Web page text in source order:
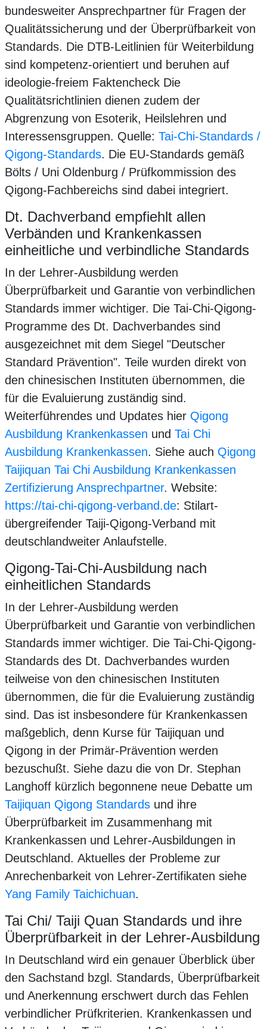
bundesweiter Ansprechpartner für Fragen der
Qualitätssicherung und der Überprüfbarkeit von
Standards. Die DTB-Leitlinien für Weiterbildung
sind kompetenz-orientiert und beruhen auf
ideologie-freiem Faktencheck Die
Qualitätsrichtlinien dienen zudem der
Abgrenzung von Esoterik, Heilslehren und
Interessensgruppen. Quelle: Tai-Chi-Standards /
Qigong-Standards. Die EU-Standards gemäß
Bölts / Uni Oldenburg / Prüfkommission des
Qigong-Fachbereichs sind dabei integriert.
Dt. Dachverband empfiehlt allen
Verbänden und Krankenkassen
einheitliche und verbindliche Standards
In der Lehrer-Ausbildung werden
Überprüfbarkeit und Garantie von verbindlichen
Standards immer wichtiger. Die Tai-Chi-Qigong-
Programme des Dt. Dachverbandes sind
ausgezeichnet mit dem Siegel "Deutscher
Standard Prävention". Teile wurden direkt von
den chinesischen Instituten übernommen, die
für die Evaluierung zuständig sind.
Weiterführendes und Updates hier Qigong
Ausbildung Krankenkassen und Tai Chi
Ausbildung Krankenkassen. Siehe auch Qigong
Taijiquan Tai Chi Ausbildung Krankenkassen
Zertifizierung Ansprechpartner. Website:
https://tai-chi-qigong-verband.de: Stilart-
übergreifender Taiji-Qigong-Verband mit
deutschlandweiter Anlaufstelle.
Qigong-Tai-Chi-Ausbildung nach
einheitlichen Standards
In der Lehrer-Ausbildung werden
Überprüfbarkeit und Garantie von verbindlichen
Standards immer wichtiger. Die Tai-Chi-Qigong-
Standards des Dt. Dachverbandes wurden
teilweise von den chinesischen Instituten
übernommen, die für die Evaluierung zuständig
sind. Das ist insbesondere für Krankenkassen
maßgeblich, denn Kurse für Taijiquan und
Qigong in der Primär-Prävention werden
bezuschußt. Siehe dazu die von Dr. Stephan
Langhoff kürzlich begonnene neue Debatte um
Taijiquan Qigong Standards und ihre
Überprüfbarkeit im Zusammenhang mit
Krankenkassen und Lehrer-Ausbildungen in
Deutschland. Aktuelles der Probleme zur
Anrechenbarkeit von Lehrer-Zertifikaten siehe
Yang Family Taichichuan.
Tai Chi/ Taiji Quan Standards und ihre
Überprüfbarkeit in der Lehrer-Ausbildung
In Deutschland wird ein genauer Überblick über
den Sachstand bzgl. Standards, Überprüfbarkeit
und Anerkennung erschwert durch das Fehlen
verbindlicher Prüfkriterien. Krankenkassen und